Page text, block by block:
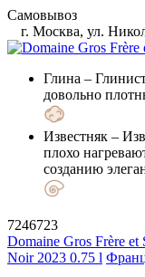
Самовывоз
г. Москва, ул.
Глина –
довольно
Известняк –
плохо
созданию
7246723
Domaine Gros Frère et
Noir 2023 0.75 l